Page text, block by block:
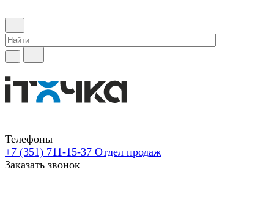
Телефоны
+7 (351) 711-15-37 Отдел продаж
Заказать звонок